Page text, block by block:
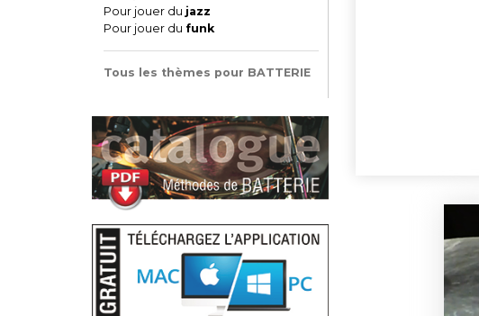
Pour jouer du jazz
Pour jouer du funk
Tous les thèmes pour BATTERIE